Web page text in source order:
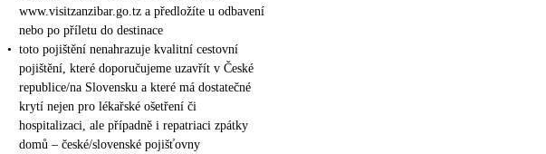
www.visitzanzibar.go.tz a předložíte u odbavení
nebo po příletu do destinace
• toto pojištění nenahrazuje kvalitní cestovní
pojištění, které doporučujeme uzavřít v České
republice/na Slovensku a které má dostatečné
krytí nejen pro lékařské ošetření či
hospitalizaci, ale případně i repatriaci zpátky
domů – české/slovenské pojišťovny